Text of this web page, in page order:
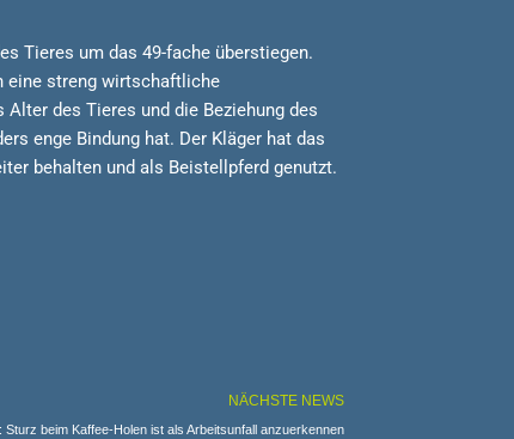
Tieres um das 49-fache überstiegen.
eine streng wirtschaftliche
des Tieres und die Beziehung des
enge Bindung hat. Der Kläger hat das
behalten und als Beistellpferd genutzt.
NÄCHSTE NEWS
Sturz beim Kaffee-Holen ist als Arbeitsunfall anzuerkennen